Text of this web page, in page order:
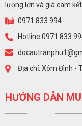
lượng lớn và giá cam
0971 833 994
Hotline:0971 833
Địa chỉ: Xóm Đình -
HƯỚNG DẪN